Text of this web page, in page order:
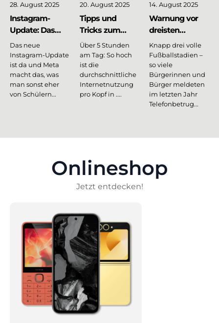
28. August 2025
Instagram-
Update: Das
sind die neuen
Features
Das neue
Instagram-Update
ist da und Meta
macht das, was
man sonst eher
von Schülern...
20. August 2025
Tipps und
Tricks zum
sicher Surfen
Über 5 Stunden
am Tag: So hoch
ist die
durchschnittliche
Internetnutzung
pro Kopf in ....
14. August 2025
Warnung vor
dreisten
Betrügern -
hilfreiche Tipps
zu deinem
Schutz
Knapp drei volle
Fußballstadien –
so viele
Bürgerinnen und
Bürger meldeten
im letzten Jahr
Telefonbetrug...
Onlineshop
Jetzt entdecken!